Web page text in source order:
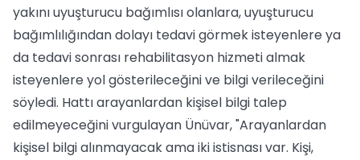
yakını uyuşturucu bağımlısı olanlara, uyuşturucu
bağımlılığından dolayı tedavi görmek isteyenlere ya
da tedavi sonrası rehabilitasyon hizmeti almak
isteyenlere yol gösterileceğini ve bilgi verileceğini
söyledi. Hattı arayanlardan kişisel bilgi talep
edilmeyeceğini vurgulayan Ünüvar, "Arayanlardan
kişisel bilgi alınmayacak ama iki istisnası var. Kişi,